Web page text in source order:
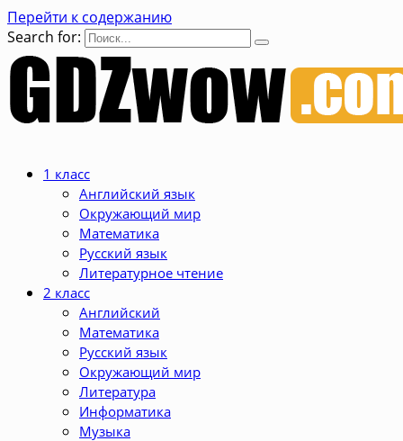
Перейти к содержанию
Search for:
1 класс
Английский язык
Окружающий мир
Математика
Русский язык
Литературное чтение
2 класс
Английский
Математика
Русский язык
Окружающий мир
Литература
Информатика
Музыка